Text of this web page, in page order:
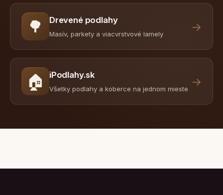
🌳 Drevené podlahy
Masív, parkety a viacvrstvové lamely
→
🏠 iPodlahy.sk
Všetky podlahy a koberce na jednom mieste
→